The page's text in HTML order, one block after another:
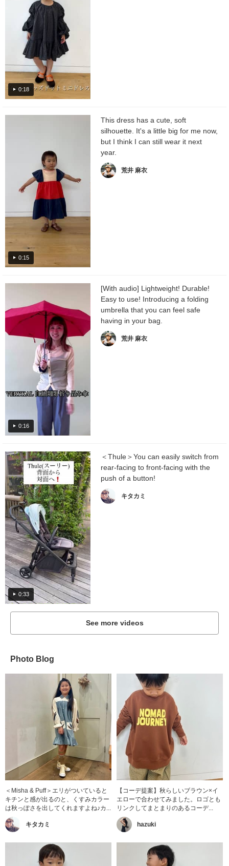
0:18
0:15
This dress has a cute, soft
silhouette. It's a little big for me now,
but I think I can still wear it next
year.
荒井 麻衣
0:16
[With audio] Lightweight! Durable!
Easy to use! Introducing a folding
umbrella that you can feel safe
having in your bag.
荒井 麻衣
0:33
＜Thule＞You can easily switch from
rear-facing to front-facing with the
push of a button!
キタカミ
See more videos
Photo Blog
＜Misha & Puff＞エリがついていると
キチンと感が出るのと、くすみカラー
は秋っぽさを出してくれますよね♪カ...
キタカミ
【コーデ提案】秋らしいブラウン×イ
エローで合わせてみました。ロゴとも
リンクしてまとまりのあるコーデ...
hazuki